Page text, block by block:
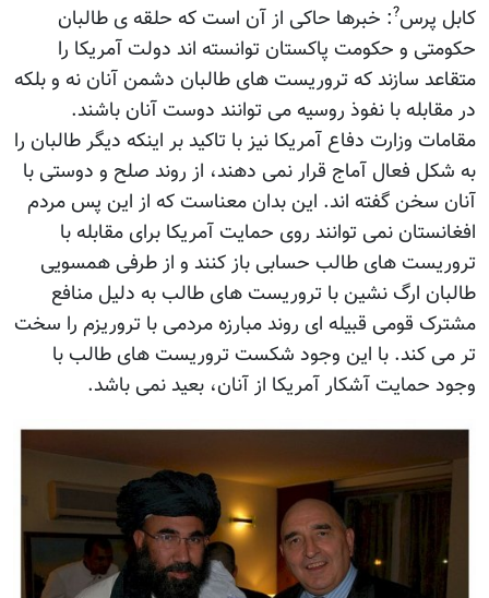
کابل پرس?: خبرها حاکی از آن است که حلقه ی طالبان
حکومتی و حکومت پاکستان توانسته اند دولت آمریکا را
متقاعد سازند که تروریست های طالبان دشمن آنان نه و بلکه
در مقابله با نفوذ روسیه می توانند دوست آنان باشند.
مقامات وزارت دفاع آمریکا نیز با تاکید بر اینکه دیگر طالبان را
به شکل فعال آماج قرار نمی دهند، از روند صلح و دوستی با
آنان سخن گفته اند. این بدان معناست که از این پس مردم
افغانستان نمی توانند روی حمایت آمریکا برای مقابله با
تروریست های طالب حسابی باز کنند و از طرفی همسویی
طالبان ارگ نشین با تروریست های طالب به دلیل منافع
مشترک قومی قبیله ای روند مبارزه مردمی با تروریزم را سخت
تر می کند. با این وجود شکست تروریست های طالب با
وجود حمایت آشکار آمریکا از آنان، بعید نمی باشد.